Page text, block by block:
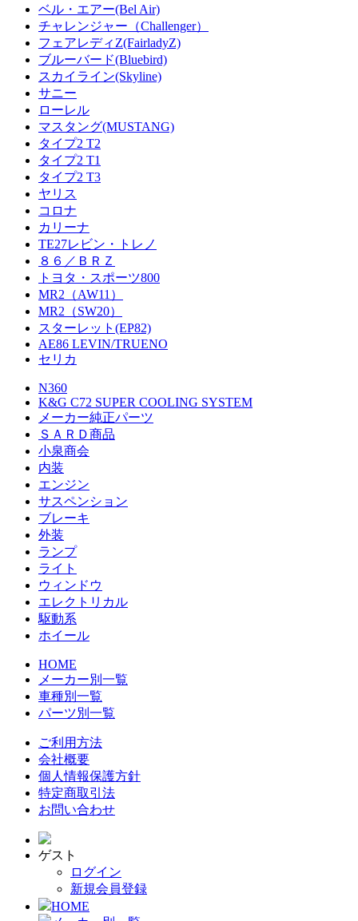
ベル・エアー(Bel Air)
チャレンジャー（Challenger）
フェアレディZ(FairladyZ)
ブルーバード(Bluebird)
スカイライン(Skyline)
サニー
ローレル
マスタング(MUSTANG)
タイプ2 T2
タイプ2 T1
タイプ2 T3
ヤリス
コロナ
カリーナ
TE27レビン・トレノ
８６／ＢＲＺ
トヨタ・スポーツ800
MR2（AW11）
MR2（SW20）
スターレット(EP82)
AE86 LEVIN/TRUENO
セリカ
N360
K&G C72 SUPER COOLING SYSTEM
メーカー純正パーツ
ＳＡＲＤ商品
小泉商会
内装
エンジン
サスペンション
ブレーキ
外装
ランプ
ライト
ウィンドウ
エレクトリカル
駆動系
ホイール
HOME
メーカー別一覧
車種別一覧
パーツ別一覧
ご利用方法
会社概要
個人情報保護方針
特定商取引法
お問い合わせ
ゲスト
ログイン
新規会員登録
HOME